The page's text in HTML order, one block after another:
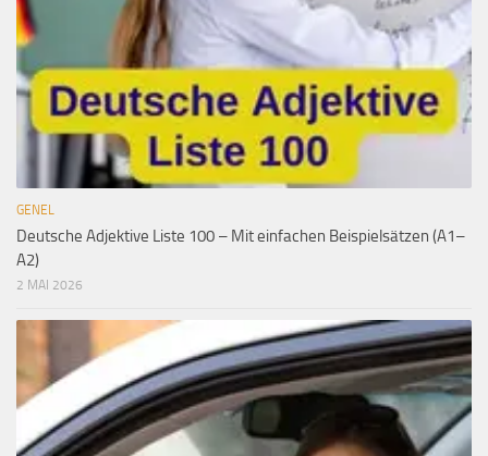
GENEL
Deutsche Adjektive Liste 100 – Mit einfachen Beispielsätzen (A1–
A2)
2 MAI 2026